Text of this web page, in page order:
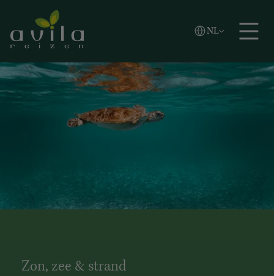
Zoeken
NL
Vlaams
English
Zon, zee & strand